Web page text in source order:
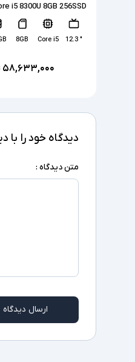
i5 8300U 8GB 256SSD
" 12.3
Core i5
8GB
۵۸,۶۳۳,۰۰۰
دیدگاه خود را با
متن دیدگاه :
ارسال دیدگاه